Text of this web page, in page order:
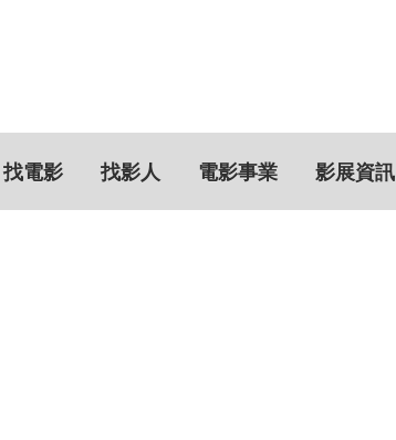
找電影 找影人 電影事業 影展資訊